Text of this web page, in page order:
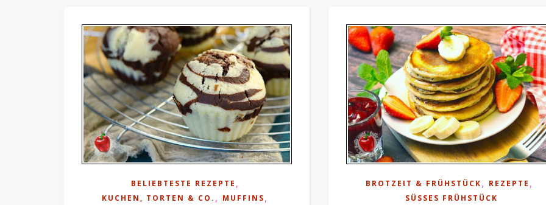
BELIEBTESTE REZEPTE ,
KUCHEN, TORTEN & CO. , MUFFINS,
BROTZEIT & FRÜHSTÜCK, REZEPTE ,
SÜSSES FRÜHSTÜCK